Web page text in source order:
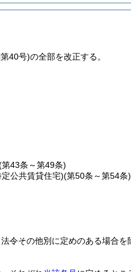
40号)の全部を改正する。
第43条～第49条)
公共賃貸住宅)(第50条～第54条)
令その他別に定めのある場合を